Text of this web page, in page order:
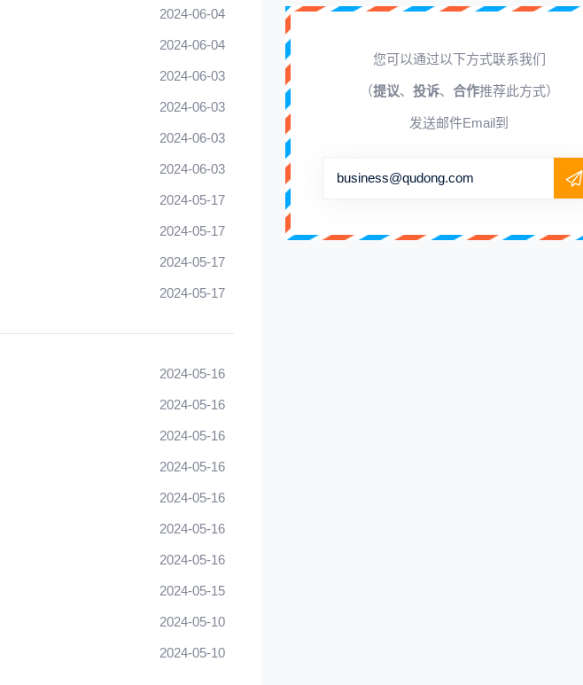
2024-06-04
2024-06-04
2024-06-03
2024-06-03
2024-06-03
2024-06-03
2024-05-17
2024-05-17
2024-05-17
2024-05-17
2024-05-16
2024-05-16
2024-05-16
2024-05-16
2024-05-16
2024-05-16
2024-05-16
2024-05-15
2024-05-10
2024-05-10
您可以通过以下方式联系我们
（提议、 投诉、 合作推荐此方式）
发送邮件Email到
business@qudong.com